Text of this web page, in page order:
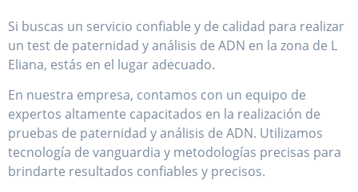
Si buscas un servicio confiable y de calidad para realizar
un test de paternidad y análisis de ADN en la zona de L
Eliana, estás en el lugar adecuado.
En nuestra empresa, contamos con un equipo de
expertos altamente capacitados en la realización de
pruebas de paternidad y análisis de ADN. Utilizamos
tecnología de vanguardia y metodologías precisas para
brindarte resultados confiables y precisos.